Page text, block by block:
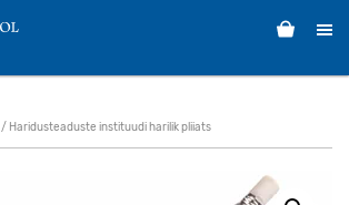
/ Haridusteaduste instituudi harilik pliiats